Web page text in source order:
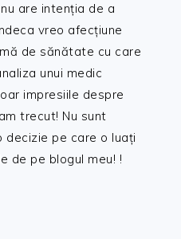
are intenția de a
vreo afecțiune
de sănătate cu care
unui medic
impresiile despre
trecut! Nu sunt
decizie pe care o luați
de pe blogul meu! !